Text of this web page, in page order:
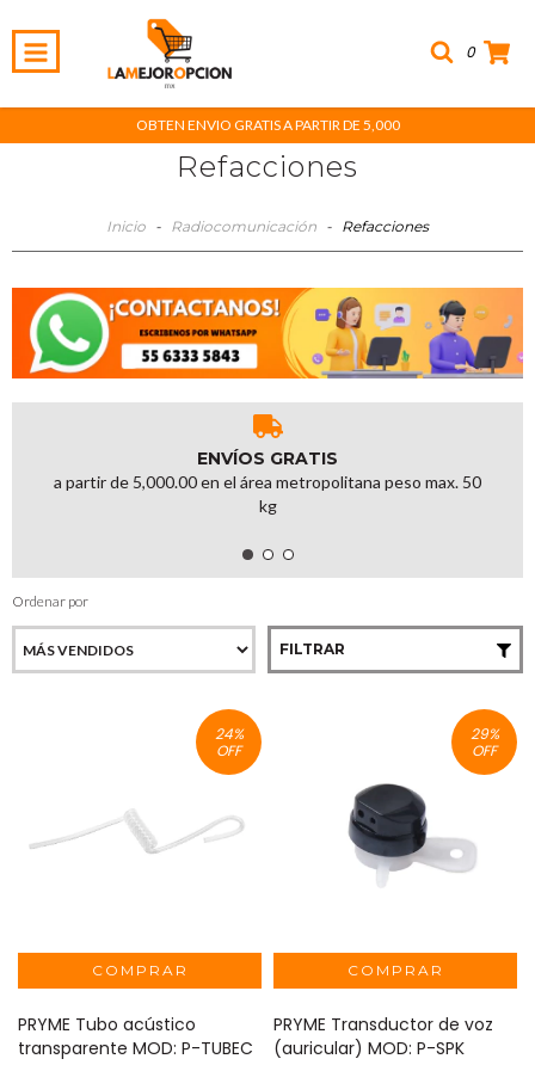
0
OBTEN ENVIO GRATIS A PARTIR DE 5,000
Refacciones
Inicio - Radiocomunicación - Refacciones
ENVÍOS GRATIS
a partir de 5,000.00 en el área metropolitana peso max. 50
kg
Ordenar por
FILTRAR
24%
OFF
PRYME Tubo acústico
transparente MOD: P-TUBEC
29%
OFF
PRYME Transductor de voz
(auricular) MOD: P-SPK